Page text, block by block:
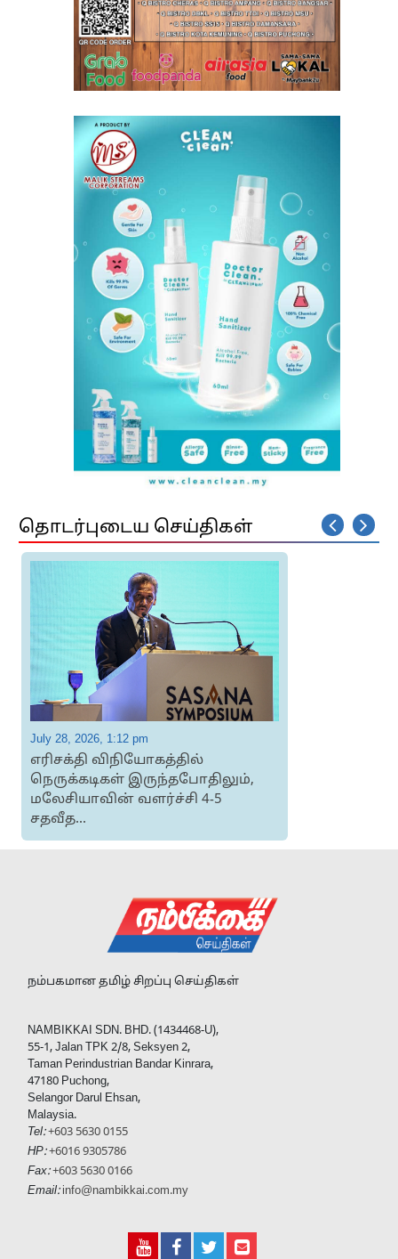
தொடர்புடைய செய்திகள்
July 28, 2026, 1:12 pm
எரிசக்தி விநியோகத்தில்
நெருக்கடிகள் இருந்தபோதிலும்,
மலேசியாவின் வளர்ச்சி 4-5
சதவீத...
நம்பகமான தமிழ் சிறப்பு செய்திகள்
NAMBIKKAI SDN. BHD. (1434468-U),
55-1, Jalan TPK 2/8, Seksyen 2,
Taman Perindustrian Bandar Kinrara,
47180 Puchong,
Selangor Darul Ehsan,
Malaysia.
Tel:+603 5630 0155
HP:+6016 9305786
Fax: +603 5630 0166
Email: info@nambikkai.com.my